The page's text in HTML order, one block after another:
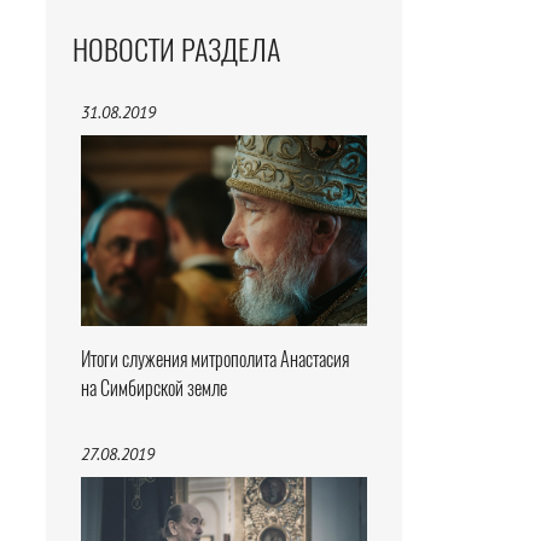
НОВОСТИ РАЗДЕЛА
31.08.2019
Итоги служения митрополита Анастасия
на Симбирской земле
27.08.2019